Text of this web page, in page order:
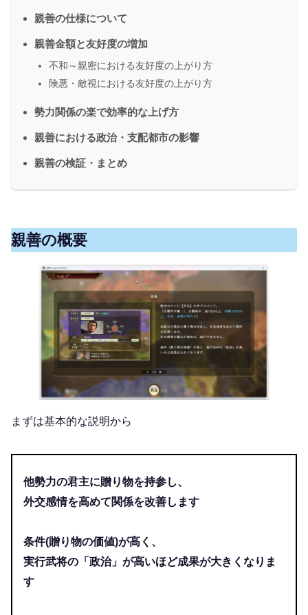
親善の仕様について
親善金額と友好度の増加
不和～親密における友好度の上がり方
険悪・敵視における友好度の上がり方
勢力関係の楽で効率的な上げ方
親善における政治・支配都市の影響
親善の検証・まとめ
親善の概要
まずは基本的な説明から
他勢力の君主に贈り物を持参し、
外交感情を高めて関係を改善します
条件(贈り物の価値)が高く、
実行武将の「政治」が高いほど成果が大きくなりま
す